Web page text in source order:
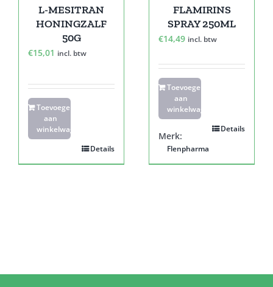
L-MESITRAN
HONINGZALF
50G
€15,01 incl. btw
Toevoegen
aan
winkelwagen
Details
FLAMIRINS
SPRAY 250ML
€14,49 incl. btw
Toevoegen
aan
winkelwagen
Details
Merk:
Flenpharma